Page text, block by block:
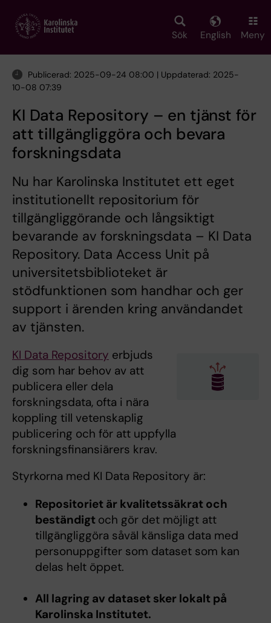
main
Sök English Meny
Publicerad: 2025-09-24 08:00 | Uppdaterad: 2025-
10-08 07:39
KI Data Repository – en tjänst för
att tillgängliggöra och bevara
forskningsdata
Nu har Karolinska Institutet ett eget
institutionellt repositorium för
tillgängliggörande och långsiktigt
bevarande av forskningsdata – KI Data
Repository. Data Access Unit på
universitetsbiblioteket är
stödfunktionen som handhar och ger
support i ärenden kring användandet
av tjänsten.
KI Data Repository erbjuds
dig som har behov av att
publicera eller dela
forskningsdata, ofta i nära
koppling till vetenskaplig
publicering och för att uppfylla
forskningsfinansiärers krav.
Styrkorna med KI Data Repository är:
Repositoriet är kvalitetssäkrat och
beständigt och gör det möjligt att
tillgängliggöra såväl känsliga data med
personuppgifter som dataset som kan
delas helt öppet.
All lagring av dataset sker lokalt på
Karolinska Institutet.